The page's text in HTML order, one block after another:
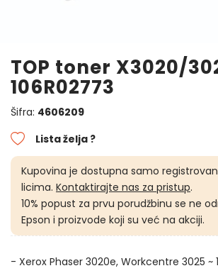
TOP toner X3020/
106R02773
Šifra: 4606209
Lista želja ?
Kupovina je dostupna samo
licima. Kontaktirajte nas za pristup.
10% popust za prvu porudžbinu se ne
Epson i proizvode koji su već na akciji.
- Xerox Phaser 3020e, Workcentre 3025 ~